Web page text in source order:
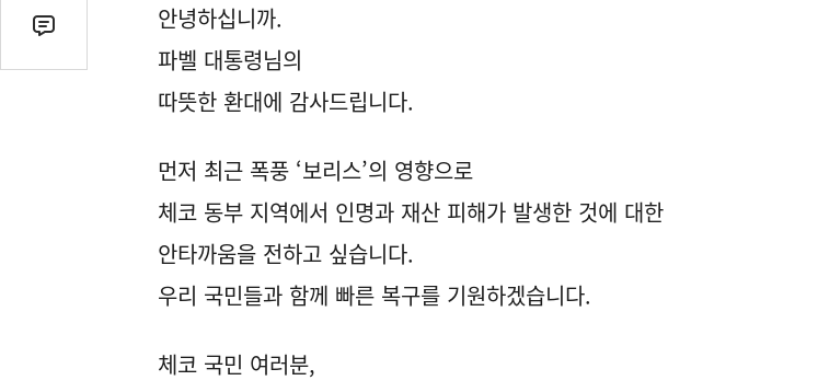
기
댓
글
안녕하십니까.
파벨 대통령님의
따뜻한 환대에 감사드립니다.
먼저 최근 폭풍 ‘보리스’의 영향으로
체코 동부 지역에서 인명과 재산 피해가 발생한 것에 대한
안타까움을 전하고 싶습니다.
우리 국민들과 함께 빠른 복구를 기원하겠습니다.
체코 국민 여러분,